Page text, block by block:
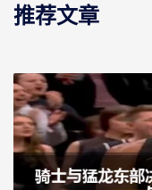
推荐文章